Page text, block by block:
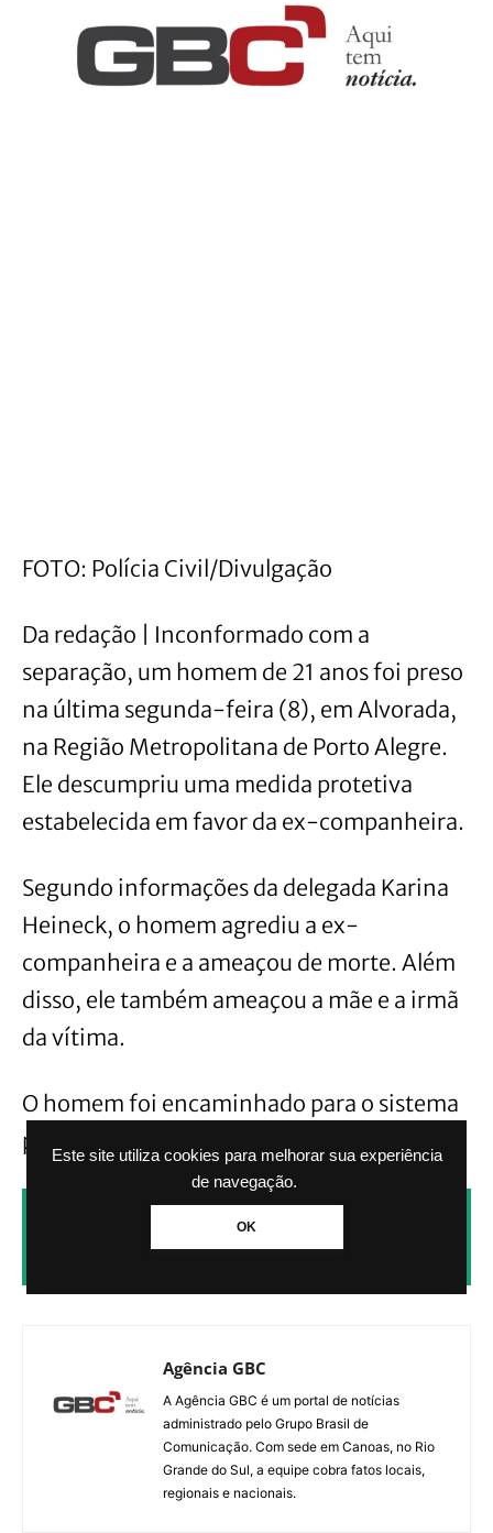
Este site utiliza cookies para melhorar sua experiência
de navegação.
OK
FOTO: Polícia Civil/Divulgação
Da redação | Inconformado com a
separação, um homem de 21 anos foi preso
na última segunda-feira (8), em Alvorada,
na Região Metropolitana de Porto Alegre.
Ele descumpriu uma medida protetiva
estabelecida em favor da ex-companheira.
Segundo informações da delegada Karina
Heineck, o homem agrediu a ex-
companheira e a ameaçou de morte. Além
disso, ele também ameaçou a mãe e a irmã
da vítima.
O homem foi encaminhado para o sistema
prisional.
CLIQUE AQUI PARA RECEBER NOTÍCIAS
PELO WHATSAPP SEM PAGAR NADA.
Agência GBC
A Agência GBC é um portal de notícias
administrado pelo Grupo Brasil de
Comunicação. Com sede em Canoas, no Rio
Grande do Sul, a equipe cobra fatos locais,
regionais e nacionais.